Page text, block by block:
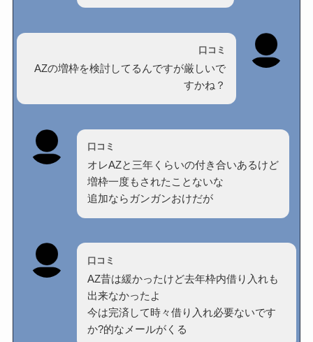
口コミ
AZの増枠を検討してるんですが厳しいで
すかね？
口コミ
オレAZと三年くらいの付き合いあるけど
増枠一度もされたことないな
追加ならガンガンおけだが
口コミ
AZ昔は緩かったけど去年枠内借り入れも
出来なかったよ
今は完済して時々借り入れ必要ないです
か?的なメールがくる